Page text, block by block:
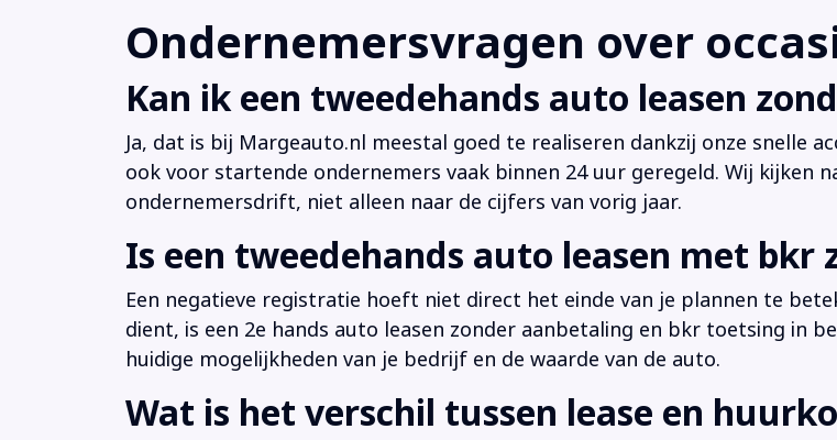
Ondernemersvragen over
Kan ik een tweedehands auto leasen
Ja, dat is bij Margeauto.nl meestal goed te realiseren dankzij onze snelle
ook voor startende ondernemers vaak binnen 24 uur geregeld. Wij kijken
ondernemersdrift, niet alleen naar de cijfers van vorig jaar.
Is een tweedehands auto leasen met
Een negatieve registratie hoeft niet direct het einde van je plannen te
dient, is een 2e hands auto leasen zonder aanbetaling en bkr toetsing in
huidige mogelijkheden van je bedrijf en de waarde van de auto.
Wat is het verschil tussen lease en